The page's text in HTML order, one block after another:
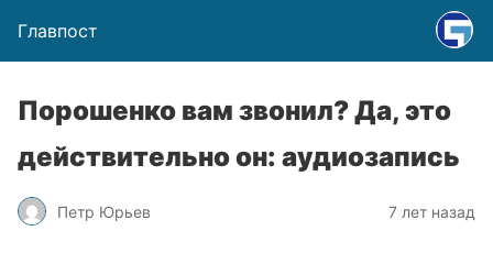
Главпост
Порошенко вам звонил? Да, это
действительно он: аудиозапись
Петр Юрьев 7 лет назад